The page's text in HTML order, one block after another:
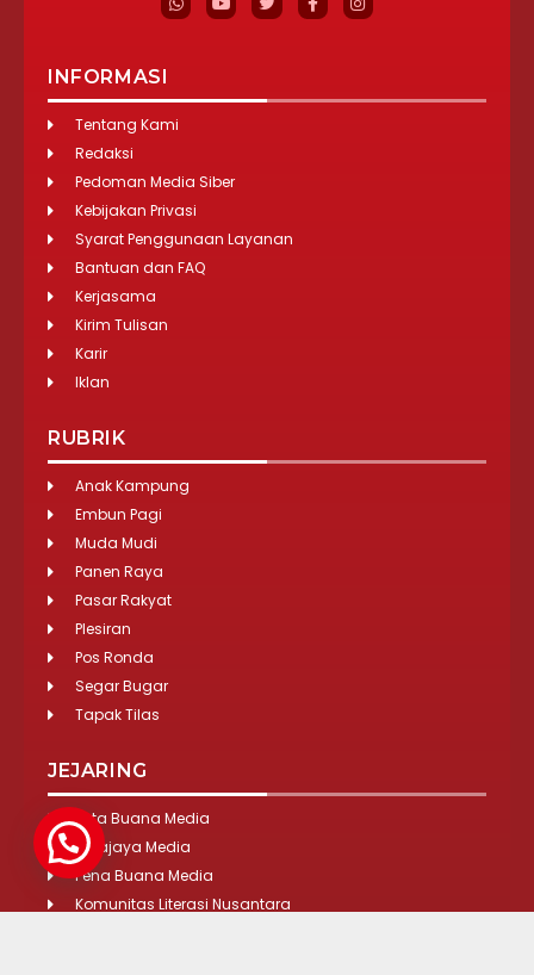
INFORMASI
Tentang Kami
Redaksi
Pedoman Media Siber
Kebijakan Privasi
Syarat Penggunaan Layanan
Bantuan dan FAQ
Kerjasama
Kirim Tulisan
Karir
Iklan
RUBRIK
Anak Kampung
Embun Pagi
Muda Mudi
Panen Raya
Pasar Rakyat
Plesiran
Pos Ronda
Segar Bugar
Tapak Tilas
JEJARING
Tirta Buana Media
Lokajaya Media
Pena Buana Media
Komunitas Literasi Nusantara